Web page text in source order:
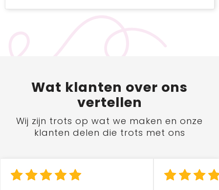
Wat klanten over ons
vertellen
Wij zijn trots op wat we maken en onze
klanten delen die trots met ons